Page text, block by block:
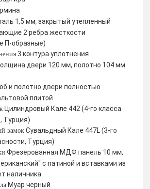
1,5 мм, закрытый утепленный
2 ребра жесткости
П-образные)
3 контура уплотнения
двери 120 мм, полотно 104 мм.
и полотно двери полностью
плитой
Цилиндровый Кале 442 (4-го класса
Турция)
замокСувальдный Кале 447L (3-го
Турция)
Фрезерованная МДФ панель 10 мм,
с патиной и вставками из
наличника
Муар черный